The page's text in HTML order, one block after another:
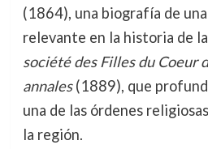
(1864), una biografía de
relevante en la historia de
société des Filles du Coeur
annales(1889), que
una de las órdenes
la región.